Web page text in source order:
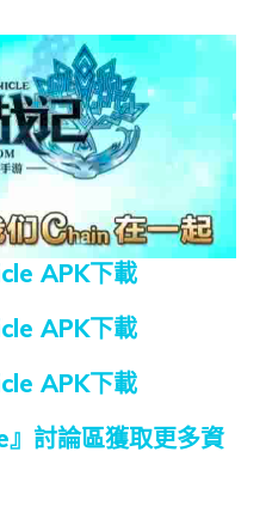
APK下載
APK下載
APK下載
討論區獲取更多資